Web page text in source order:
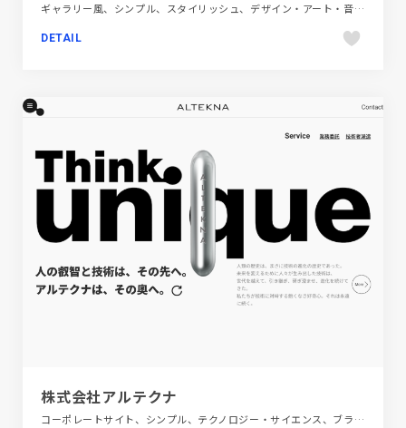
ギャラリー風、シンプル、スタイリッシュ、デザイン・アート・音楽・文芸、ホワイト系、ポートフォリオ
DETAIL
株式会社アルテクナ
コーポレートサイト、シンプル、テクノロジー・サイエンス、ブラック系 、ポップ、金融・法律・人材・専門職